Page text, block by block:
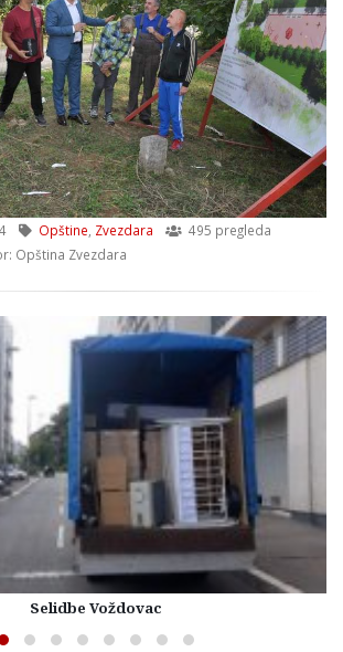
Opštine Zvezdara
495 pregleda
Opština Zvezdara
Selidbe Voždovac